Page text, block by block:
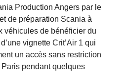
Production Angers par le
de préparation Scania à
véhicules de bénéficier du
vignette Crit’Air 1 qui
un accès sans restriction
pendant quelques